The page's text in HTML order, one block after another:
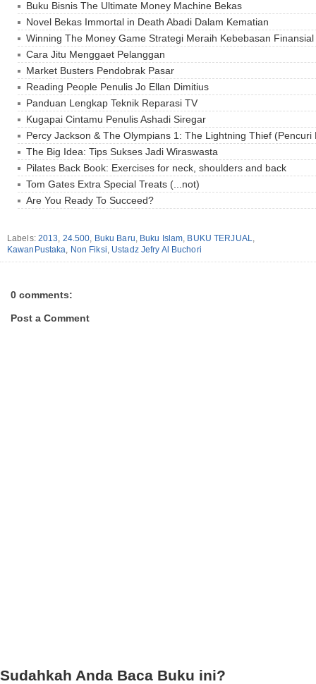
Buku Bisnis The Ultimate Money Machine Bekas
Novel Bekas Immortal in Death Abadi Dalam Kematian
Winning The Money Game Strategi Meraih Kebebasan Finansial
Cara Jitu Menggaet Pelanggan
Market Busters Pendobrak Pasar
Reading People Penulis Jo Ellan Dimitius
Panduan Lengkap Teknik Reparasi TV
Kugapai Cintamu Penulis Ashadi Siregar
Percy Jackson & The Olympians 1: The Lightning Thief (Pencuri
The Big Idea: Tips Sukses Jadi Wiraswasta
Pilates Back Book: Exercises for neck, shoulders and back
Tom Gates Extra Special Treats (...not)
Are You Ready To Succeed?
Labels: 2013, 24.500, Buku Baru, Buku Islam, BUKU TERJUAL,
KawanPustaka, Non Fiksi, Ustadz Jefry Al Buchori
0 comments:
Post a Comment
Sudahkah Anda Baca Buku ini?